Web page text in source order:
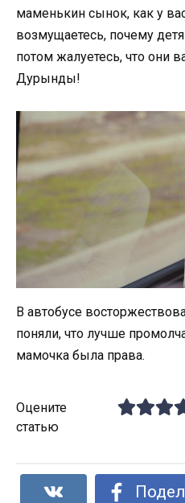
маменькин сынок, как у
возмущаетесь, почему
потом жалуетесь, что они
Дурынды!
В автобусе
поняли, что лучше
мамочка была права.
Оцените
статью